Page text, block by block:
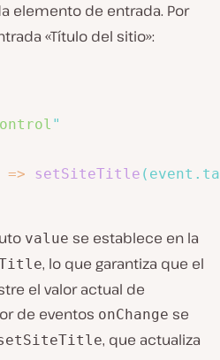
elemento de entrada. Por
«Título del sitio»:
"
=> setSiteTitle ( event .
value se establece en la
, lo que garantiza que el
el valor actual de
de eventos onChange se
, que actualiza